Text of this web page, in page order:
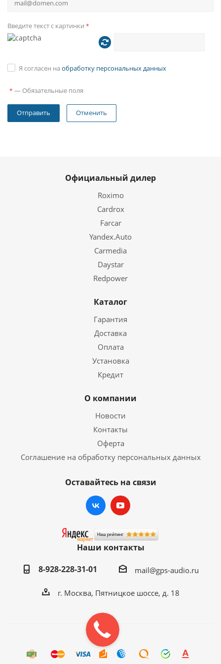
Введите текст с картинки *
Я согласен на обработку персональных данных
* — Обязательные поля
Отменить
Официальный дилер
Roximo
Cardrox
Farcar
Yandex.Auto
Carmedia
Daystar
Redpower
Каталог
Гарантия
Доставка
Оплата
Установка
Кредит
О компании
Новости
Контакты
Оферта
Соглашение на обработку персональных данных
Оставайтесь на связи
Наши контакты
8-928-228-31-01
mail@gps-audio.ru
г. Москва, Пятницкое шоссе, д. 18